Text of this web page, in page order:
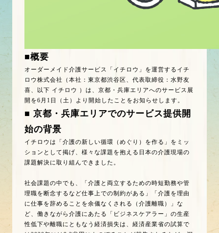
■概要
オーダーメイド介護サービス「イチロウ」を運営するイチ
ロウ株式会社（本社：東京都渋谷区、代表取締役：水野友
喜、以下 イチロウ ）は、京都・兵庫エリアへのサービス展
開を6月1日（土）より開始したことをお知らせします。
■ 京都・兵庫エリアでのサービス提供開
始の背景
イチロウは「介護の新しい循環（めぐり）を作る」をミッ
ションとして掲げ、様々な課題を抱える日本の介護現場の
課題解決に取り組んできました。
社会課題の中でも、「介護と両立するための時短勤務や管
理職を断念するなど仕事上での制約がある」「介護を理由
に仕事を辞めることを余儀なくされる（介護離職）」な
ど、働きながら介護にあたる「ビジネスケアラー」の生産
性低下や離職にともなう経済損失は、経済産業省の試算で